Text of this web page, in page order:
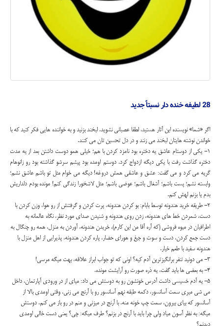
28 لطیفه خنده دار نسبتاً جدید
اگر «شما» نویسنده این آثار هستید، لطفا عصبانی نشوید. لبخند بزنید و به خواننده هایی فکر کنید که با
خواندن نوشته هایتان لبخند می زنند و در دل تحسین تان می کنند.
1- یکی از دوستام عاشق یه دختره بود نامزد کردن با هم؛ خیلی همو دوست داشتن بعد از یه مدت
دختره گذاشت رفت با یکی دیگه ازدواج کرد. دوستم اومده بود پیشم سرشو گذاشته بود رو زانوهام
گریه می کرد و می گفت: عشق و عاشقی همش دروغه! دیگه می خوام مثل تو باشم عاشق نشم؛
وابسته نشم؛ پست باشم؛ آشغال باشم؛ عوضی باشم؛ مثل لاشخورا زندگی کنم! مونده بودم دلداریش
بدم یا بزنم لهش کنم.
2- طریقه خرید هندونه توسط بابام: بو کردن هندونه، پرت کردن و گرفتنش از رو هوا، وزن کردن با
دست، شمردن خط های هندونه، زدن روی هندونه و شنیدن صدای مورد نظر، نگاه عالمانه به
اطرافیان در میوه فروشی (که آره آقا من این کارم)، خریدن هندونه، آوردن به منزل، همه رو چنگال به
دست جمع کردن، دست و سوت و جیغ و هورای حضار، پاره کردن هندونه، پذیرایی از اهل منزل با
هندونه سفید با طعم خیار.
3- می دونید تنفر برانگیزترین آدم کیه؟ اونی که تو جواب ابراز علاقه، بهت میگه مرسی!
4- به بعضی ها باید گفت، یه ذره صورت رو آرایشت مونده.
5- یه آدم خسیسی داشت آدرس خونشون رو به دوستش می داد: میای از در ورودی آپارتمان، داخل
می شی میری سمت آسانسور، دکمه طبقه نهم آسانسور رو با آرنج می زنی. وقتی اومدی بالا از
آسانسور که بیای بیرون، سمت چپ خونه منه. با آرنج در میزنی و منم در رو باز می کنم. دوستش
میگه: به نظر آسون میاد ولی چرا باید با آرنج در بزنم؟ طرف میگه: چی؟ یعنی دست خالی اومدی